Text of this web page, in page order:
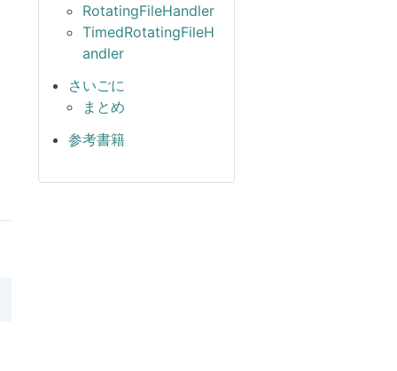
RotatingFileHandler
TimedRotatingFileH
andler
さいごに
まとめ
参考書籍